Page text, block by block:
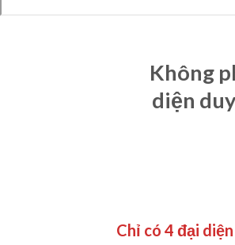
Không
diện
Chỉ có 4 đại